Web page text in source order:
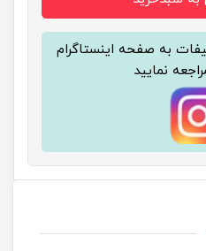
به صفحه اینستاگرام
نمایید